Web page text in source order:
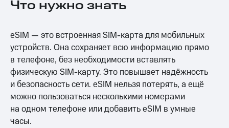
Заменить
карту
Перейти
на
eSIM
Выберите
и подключите
Услуги
кабинет
интернета
и
ТВ
Личный
кабинет
ТВ
Скачать
Что нужно знать
eSIM — это встроенная SIM-карта для мобильных
устройств. Она сохраняет всю информацию прямо
в телефоне, без необходимости вставлять
физическую SIM-карту. Это повышает надёжность
и безопасность сети. eSIM нельзя потерять, а ещё
можно пользоваться несколькими номерами
на одном телефоне или добавить eSIM в умные
часы.